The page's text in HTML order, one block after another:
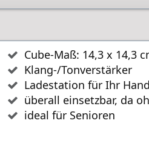
Cube-Maß: 14,3 x 14,3
Klang-/Tonverstärker
Ladestation für Ihr
überall einsetzbar, da
ideal für Senioren